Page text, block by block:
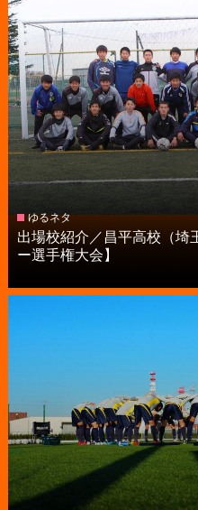
ゆるネタ
出場校紹介／昌平高校（埼
ー選手権大会】